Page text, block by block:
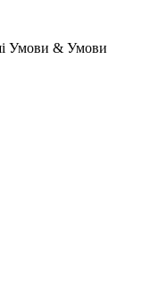
Умови & Умови